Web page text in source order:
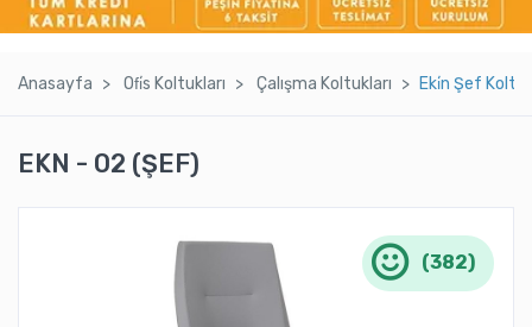
Anasayfa Ofi̇s Koltukları Çalışma Koltukları Eki̇n Şef
EKN - 02 (ŞEF)
(382)